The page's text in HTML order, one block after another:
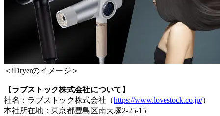
＜iDryerのイメージ＞
【ラブストック株式会社について】
社名：ラブストック株式会社（https://www.lovestock.co.jp/）
本社所在地：東京都豊島区南大塚2-25-15